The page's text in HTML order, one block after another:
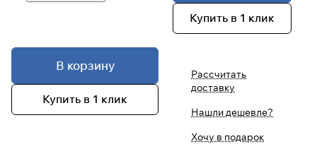
В корзину
Купить в 1 клик
Купить в 1 клик
Рассчитать
доставку
Нашли дешевле?
Хочу в подарок
25%
Добавляйте товары